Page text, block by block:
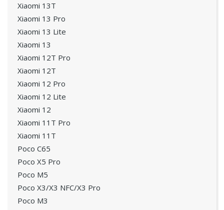
Xiaomi 13T
Xiaomi 13 Pro
Xiaomi 13 Lite
Xiaomi 13
Xiaomi 12T Pro
Xiaomi 12T
Xiaomi 12 Pro
Xiaomi 12 Lite
Xiaomi 12
Xiaomi 11T Pro
Xiaomi 11T
Poco C65
Poco X5 Pro
Poco M5
Poco X3/X3 NFC/X3 Pro
Poco M3